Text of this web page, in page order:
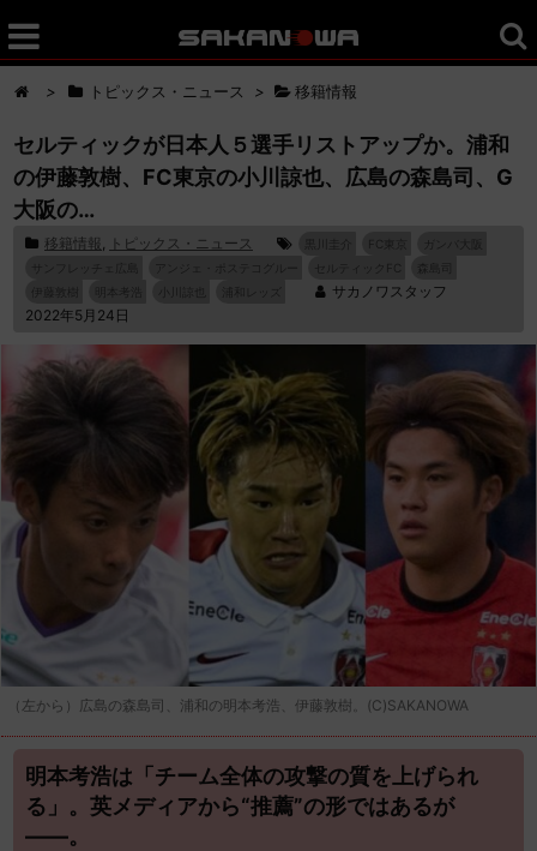
> トピックス・ニュース > 移籍情報
セルティックが日本人５選手リストアップか。浦和
の伊藤敦樹、FC東京の小川諒也、広島の森島司、G
大阪の…
移籍情報 , トピックス・ニュース
森島司
伊藤敦樹
サカノワスタッフ
2022年5月24日
（左から）広島の森島司、浦和の明本考浩、伊藤敦樹。(C)SAKANOWA
明本考浩は「チーム全体の攻撃の質を上げられ
る」。英メディアから“推薦”の形ではあるが
――。